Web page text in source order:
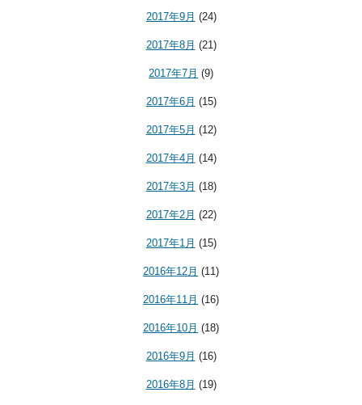
2017年9月 (24)
2017年8月 (21)
2017年7月 (9)
2017年6月 (15)
2017年5月 (12)
2017年4月 (14)
2017年3月 (18)
2017年2月 (22)
2017年1月 (15)
2016年12月 (11)
2016年11月 (16)
2016年10月 (18)
2016年9月 (16)
2016年8月 (19)